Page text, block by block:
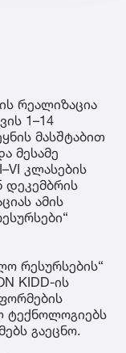
რეალიზაცია
1–14
მასშტაბით
მესამე
კლასების
დეკემბრის
ამის
რესურსების“
KIDD-ის
ტექნოლოგიებს
გაეცნო.